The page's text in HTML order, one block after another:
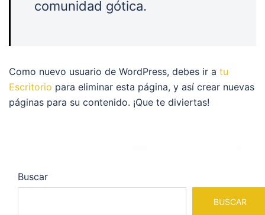
comunidad gótica.
Como nuevo usuario de WordPress, debes ir a tu
Escritorio para eliminar esta página, y así crear nuevas
páginas para su contenido. ¡Que te diviertas!
Buscar
BUSCAR